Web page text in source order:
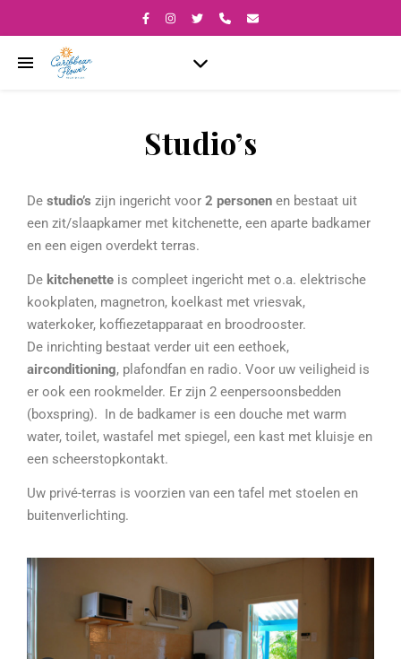
Studio’s
De studio’s zijn ingericht voor 2 personen en bestaat uit
een zit/slaapkamer met kitchenette, een aparte badkamer
en een eigen overdekt terras.
De kitchenette is compleet ingericht met o.a. elektrische
kookplaten, magnetron, koelkast met vriesvak,
waterkoker, koffiezetapparaat en broodrooster.
De inrichting bestaat verder uit een eethoek,
airconditioning, plafondfan en radio. Voor uw veiligheid is
er ook een rookmelder. Er zijn 2 eenpersoonsbedden
(boxspring). In de badkamer is een douche met warm
water, toilet, wastafel met spiegel, een kast met kluisje en
een scheerstopkontakt.
Uw privé-terras is voorzien van een tafel met stoelen en
buitenverlichting.